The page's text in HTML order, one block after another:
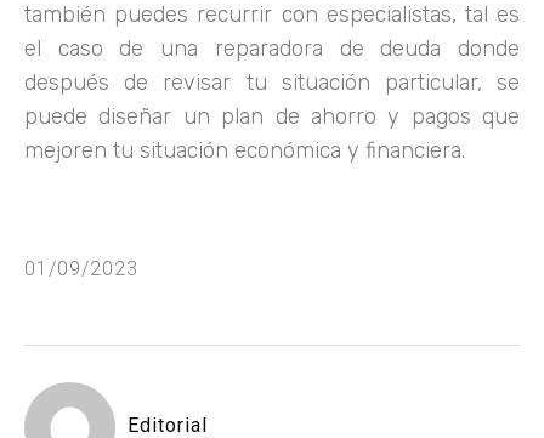
también puedes recurrir con especialistas, tal es
el caso de una reparadora de deuda donde
después de revisar tu situación particular, se
puede diseñar un plan de ahorro y pagos que
mejoren tu situación económica y financiera.
01/09/2023
Editorial